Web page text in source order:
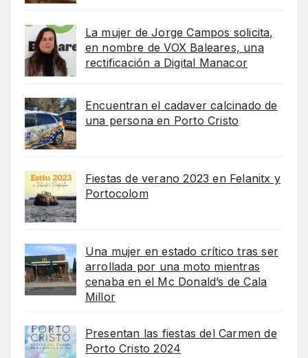
La mujer de Jorge Campos solicita,
en nombre de VOX Baleares, una
rectificación a Digital Manacor
Encuentran el cadaver calcinado de
una persona en Porto Cristo
Fiestas de verano 2023 en Felanitx y
Portocolom
Una mujer en estado crítico tras ser
arrollada por una moto mientras
cenaba en el Mc Donald’s de Cala
Millor
Presentan las fiestas del Carmen de
Porto Cristo 2024